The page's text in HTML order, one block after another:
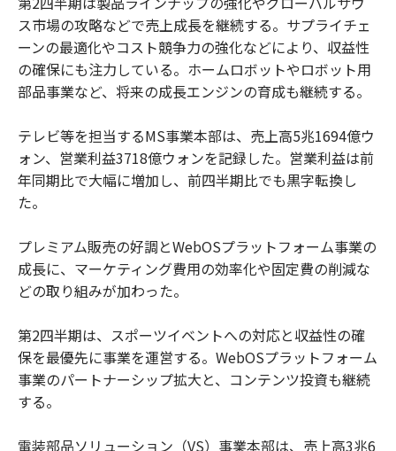
ス市場の攻略などで売上成長を継続する。サプライチェ
ーンの最適化やコスト競争力の強化などにより、収益性
の確保にも注力している。ホームロボットやロボット用
部品事業など、将来の成長エンジンの育成も継続する。
テレビ等を担当するMS事業本部は、売上高5兆1694億ウ
ォン、営業利益3718億ウォンを記録した。営業利益は前
年同期比で大幅に増加し、前四半期比でも黒字転換し
た。
プレミアム販売の好調とWebOSプラットフォーム事業の
成長に、マーケティング費用の効率化や固定費の削減な
どの取り組みが加わった。
第2四半期は、スポーツイベントへの対応と収益性の確
保を最優先に事業を運営する。WebOSプラットフォーム
事業のパートナーシップ拡大と、コンテンツ投資も継続
する。
電装部品ソリューション（VS）事業本部は、売上高3兆6